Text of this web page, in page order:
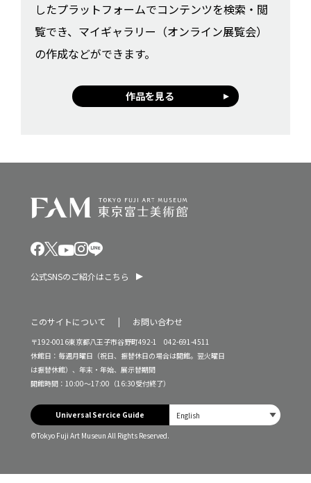
したプラットフォームでコンテンツを検索・閲
覧でき、マイギャラリー（オンライン展覧会）
の作成などができます。
作品を見る
公式SNSのご紹介はこちら
このサイトについて お問い合わせ
〒192-0016東京都八王子市谷野町492-1 042-691-4511
休館日：毎週月曜日（祝日、振替休日の場合は開館。翌火曜日
は振替休館）、年末・年始、展示替期間
開館時間：10:00～17:00（16:30受付終了）
Universal Sercice Guide
©Tokyo Fuji Art Museun All Rights Reserved.